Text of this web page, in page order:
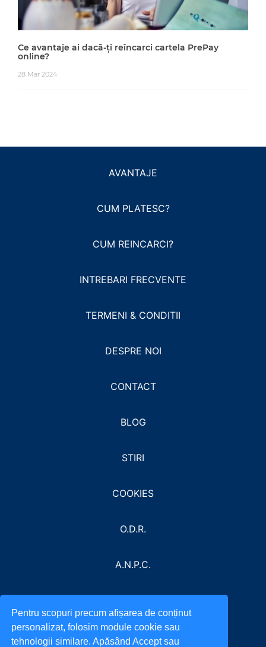
Pentru scopuri precum afișarea de conținut
personalizat, folosim module cookie sau
tehnologii similare. Apăsând Accept sau
Ce avantaje ai dacă-ți reîncarci cartela PrePay
online?
28 Mar 2024
AVANTAJE
CUM PLATESC?
CUM REINCARCI?
INTREBARI FRECVENTE
TERMENI & CONDITII
DESPRE NOI
CONTACT
BLOG
STIRI
COOKIES
O.D.R.
A.N.P.C.